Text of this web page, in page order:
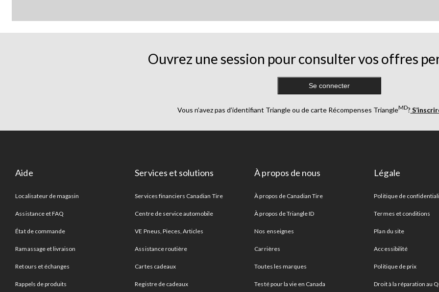
Ouvrez une session pour consulter vos offres
Se connecter
Vous n’avez pas d’identifiant Triangle ou de carte Récompenses TriangleMD?
Aide
Localisateur de magasin
Assistance et FAQ
État de commande
Ramassage et livraison
Retours et échanges
Rappels de produits
Services et solutions
Services financiers Canadian Tire
Centre de service automobile
VE Pneus, Pieces, Articles
Assistance routière
Cartes cadeaux
Registre de cadeaux
À propos de nous
À propos de Canadian Tire
À propos de Triangle ID
Nos enseignes
Carrières
Toutes les marques
Testé pour la vie en Canada
Légale
Politique de
Termes et conditions
Plan du site
Accessibilité
Politique de prix
Droit à la réparation au